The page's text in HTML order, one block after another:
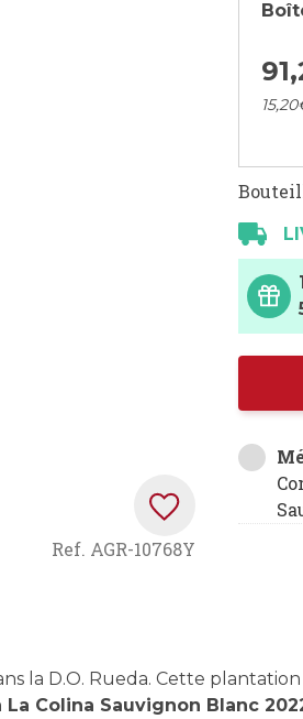
Ref. AGR-10768Y
91,
15,20
la D.O. Rueda. Cette plantation
La Colina Sauvignon Blanc